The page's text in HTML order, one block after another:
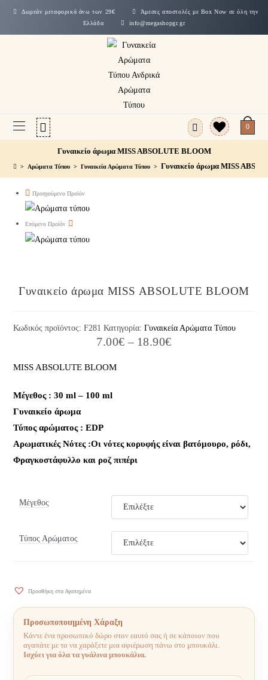
Δωρεάν μεταφορικά άνω των 29€
Άμεσες αποστολές με Box Now σε όλη την
Ελλάδα
info@megashopgr.gr
0
Γυναικείο άρωμα MISS ABSOLUTE BLOOM
> Αρώματα Τύπου > Γυναικεία Αρώματα Τύπου > Γυναικείο άρωμα MISS
Προηγούμενο Προϊόν
Επόμενο Προϊόν
Γυναικείο άρωμα MISS ABSOLUTE BLOOM
Κωδικός προϊόντος:F281 Κατηγορία:Γυναικεία Αρώματα Τύπου
7.00€ – 18.90€
MISS ABSOLUTE BLOOM
Μέγεθος : 30 ml – 100 ml
Γυναικείο άρωμα
Τύπος αρώματος : ΕDP
Aρωματικές Νότες :Οι νότες κορυφής είναι βατόμουρο, ρόδι,
Φραγκοστάφυλλο και ροζ πιπέρι
Μέγεθος
Τύπος Αρώματος
Προσθήκη στα Αγαπημένα
Προσωποποιημένη Χάραξη
Κάντε ένα προσωπικό δώρο στον εαυτό σας ή σε κάποιον που
αγαπάτε με το να χαράξετε μια αφιέρωση πάνω στο μπουκάλι.
Ισχύει για όλα τα γυάλινα μπουκάλια.